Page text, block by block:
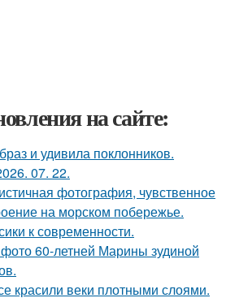
на сайте:
и удивила поклонников.
07. 22.
фотография, чувственное
на морском побережье.
к современности.
60-летней Марины зудиной
красили веки плотными слоями.